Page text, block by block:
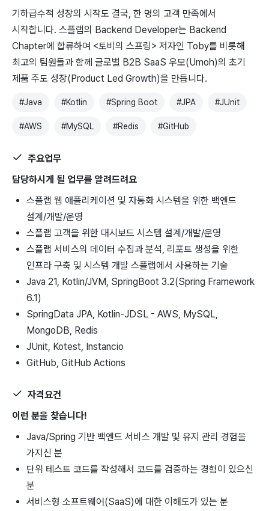
기하급수적 성장의 시작도 결국, 한 명의 고객 만족에서
시작합니다. 스플랩의 Backend Developer는 Backend
Chapter에 합류하여 <토비의 스프링> 저자인 Toby를 비롯해
최고의 팀원들과 함께 글로벌 B2B SaaS 우모(Umoh)의 초기
제품 주도 성장(Product Led Growth)을 만듭니다.
#Java #Kotlin #Spring Boot #JPA #JUnit
#AWS #MySQL #Redis #GitHub
주요업무
담당하시게 될 업무를 알려드려요
스플랩 웹 애플리케이션 및 자동화 시스템을 위한 백엔드
설계/개발/운영
스플랩 고객을 위한 대시보드 시스템 설계/개발/운영
스플랩 서비스의 데이터 수집과 분석, 리포트 생성을 위한
인프라 구축 및 시스템 개발 스플랩에서 사용하는 기술
Java 21, Kotlin/JVM, SpringBoot 3.2(Spring Framework
6.1)
SpringData JPA, Kotlin-JDSL - AWS, MySQL,
MongoDB, Redis
JUnit, Kotest, Instancio
GitHub, GitHub Actions
자격요건
이런 분을 찾습니다!
Java/Spring 기반 백엔드 서비스 개발 및 유지 관리 경험을
가지신 분
단위 테스트 코드를 작성해서 코드를 검증하는 경험이 있으신
분
서비스형 소프트웨어(SaaS)에 대한 이해도가 있는 분